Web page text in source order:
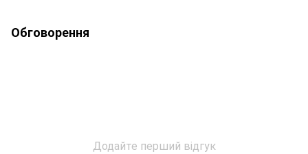
Обговорення
Додайте перший відгук